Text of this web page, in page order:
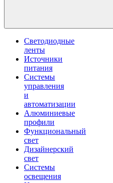
Светодиодные
ленты
Источники
питания
Системы
управления
и
автоматизации
Алюминиевые
профили
Функциональный
свет
Дизайнерский
свет
Системы
освещения